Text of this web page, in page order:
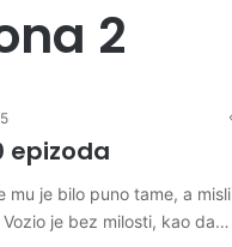
2
epizoda
mu je bilo puno tame, a misli
je bez milosti, kao da…